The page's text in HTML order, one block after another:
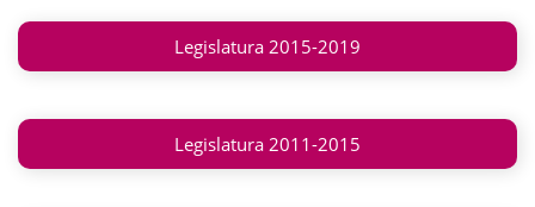
Legislatura 2015-2019
Legislatura 2011-2015